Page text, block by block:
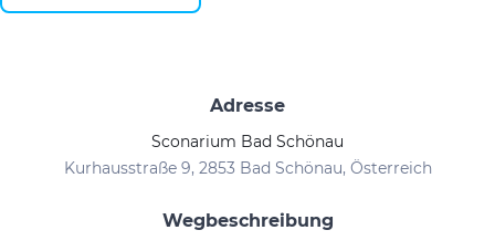
Adresse
Sconarium Bad Schönau
Kurhausstraße 9, 2853 Bad Schönau, Österreich
Wegbeschreibung